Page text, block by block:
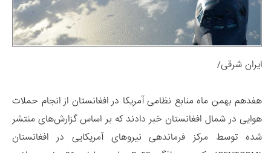
ایران شرقی/
هفدهم بهمن ماه منابع نظامی آمریکا در افغانستان از انجام حملات
هوایی در شمال افغانستان خبر دادند که بر اساس گزارش‌های منتشر
شده توسط مرکز فرماندهی نیروهای آمریکایی در افغانستان